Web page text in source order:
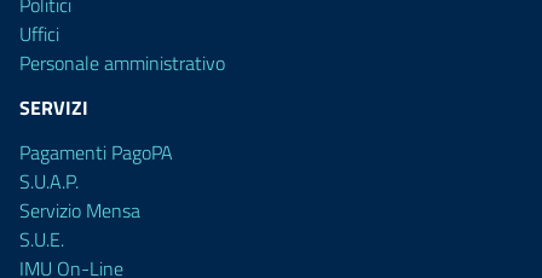
Uffici
Personale amministrativo
SERVIZI
Pagamenti PagoPA
S.U.A.P.
Servizio Mensa
S.U.E.
IMU On-Line